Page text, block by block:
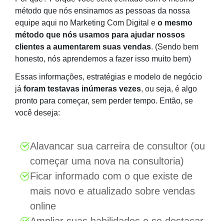
método que nós ensinamos as pessoas da nossa
equipe aqui no Marketing Com Digital e o mesmo
método que nós usamos para ajudar nossos
clientes a aumentarem suas vendas. (Sendo bem
honesto, nós aprendemos a fazer isso muito bem)
Essas informações, estratégias e modelo de negócio
já foram testavas inúmeras vezes, ou seja, é algo
pronto para começar, sem perder tempo. Então, se
você deseja:
Alavancar sua carreira de consultor (ou
começar uma nova na consultoria)
Ficar informado com o que existe de
mais novo e atualizado sobre vendas
online